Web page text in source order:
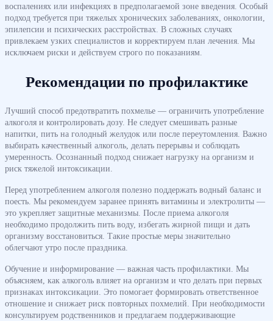
воспалениях или инфекциях в предполагаемой зоне введения. Особый
подход требуется при тяжелых хронических заболеваниях, онкологии,
эпилепсии и психических расстройствах. В сложных случаях
привлекаем узких специалистов и корректируем план лечения. Мы
исключаем риски и действуем строго по показаниям.
Рекомендации по профилактике
Лучший способ предотвратить похмелье — ограничить употребление
алкоголя и контролировать дозу. Не следует смешивать разные
напитки, пить на голодный желудок или после переутомления. Важно
выбирать качественный алкоголь, делать перерывы и соблюдать
умеренность. Осознанный подход снижает нагрузку на организм и
риск тяжелой интоксикации.
Перед употреблением алкоголя полезно поддержать водный баланс и
поесть. Мы рекомендуем заранее принять витамины и электролиты —
это укрепляет защитные механизмы. После приема алкоголя
необходимо продолжить пить воду, избегать жирной пищи и дать
организму восстановиться. Такие простые меры значительно
облегчают утро после праздника.
Обучение и информирование — важная часть профилактики. Мы
объясняем, как алкоголь влияет на организм и что делать при первых
признаках интоксикации. Это помогает формировать ответственное
отношение и снижает риск повторных похмелий. При необходимости
консультируем родственников и предлагаем поддерживающие